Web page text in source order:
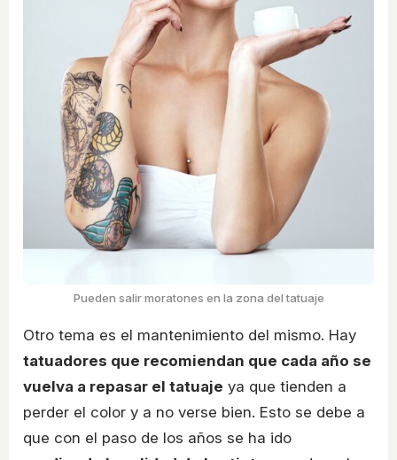
Pueden salir moratones en la zona del tatuaje
Otro tema es el mantenimiento del mismo. Hay
tatuadores que recomiendan que cada año se
vuelva a repasar el tatuaje ya que tienden a
perder el color y a no verse bien. Esto se debe a
que con el paso de los años se ha ido